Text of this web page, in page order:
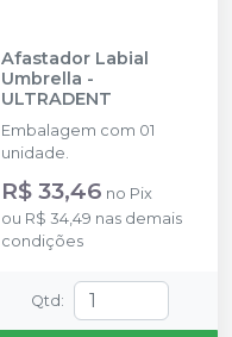
Afastador Labial
Umbrella -
ULTRADENT
Embalagem com 01
unidade.
R$ 33,46 no Pix
ou R$ 34,49 nas demais
condições
Qtd :